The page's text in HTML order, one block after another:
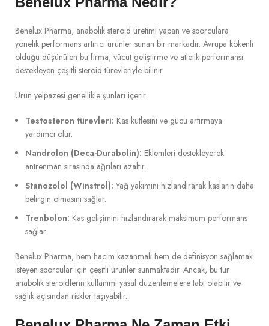
Benelux Pharma, anabolik steroid üretimi yapan ve sporculara
yönelik performans artırıcı ürünler sunan bir markadır. Avrupa kökenli
olduğu düşünülen bu firma, vücut geliştirme ve atletik performansı
destekleyen çeşitli steroid türevleriyle bilinir.
Ürün yelpazesi genellikle şunları içerir:
Testosteron türevleri: Kas kütlesini ve gücü artırmaya
yardımcı olur.
Nandrolon (Deca-Durabolin): Eklemleri destekleyerek
antrenman sırasında ağrıları azaltır.
Stanozolol (Winstrol): Yağ yakımını hızlandırarak kasların daha
belirgin olmasını sağlar.
Trenbolon: Kas gelişimini hızlandırarak maksimum performans
sağlar.
Benelux Pharma, hem hacim kazanmak hem de definisyon sağlamak
isteyen sporcular için çeşitli ürünler sunmaktadır. Ancak, bu tür
anabolik steroidlerin kullanımı yasal düzenlemelere tabi olabilir ve
sağlık açısından riskler taşıyabilir.